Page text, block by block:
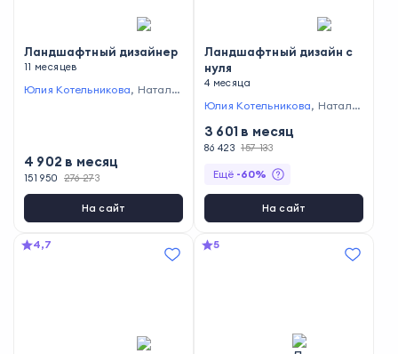
Ландшафтный дизайнер
11 месяцев
Юлия Котельникова, Наталья
4 902 в месяц
151 950 276 273
На сайт
Ландшафтный дизайн с
нуля
4 месяца
Юлия Котельникова, Наталья
в, Ида Флорковская
да Московенко
3 601 в месяц
86 423 157 133
Ещё -60%
На сайт
4,7 5